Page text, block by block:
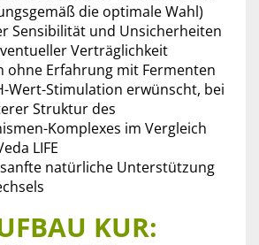
die optimale Wahl)
Sensibilität und Unsicherheiten
Verträglichkeit
ohne Erfahrung mit Fermenten
Wert-Stimulation erwünscht, bei
Struktur des
Komplexes im Vergleich
LIFE
natürliche Unterstützung
KUR: